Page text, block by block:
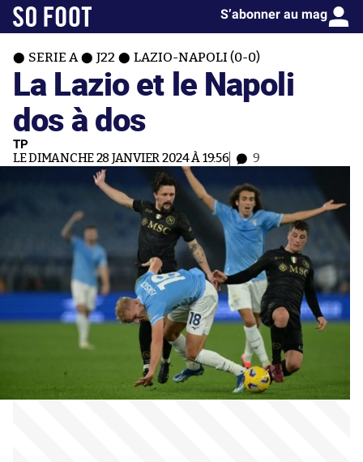
S’abonner au mag
SERIE A J22 LAZIO-NAPOLI (0-0)
La Lazio et le Napoli
dos à dos
TP
LE DIMANCHE 28 JANVIER 2024 À 19:56 9